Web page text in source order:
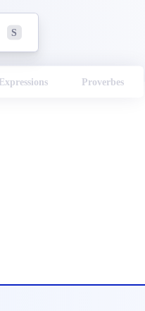
S
Expressions Proverbes